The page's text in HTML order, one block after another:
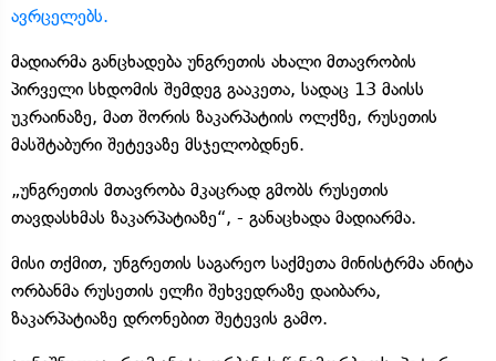
ავრცელებს.
მადიარმა განცხადება უნგრეთის ახალი მთავრობის
პირველი სხდომის შემდეგ გააკეთა, სადაც 13 მაისს
უკრაინაზე, მათ შორის ზაკარპატიის ოლქზე, რუსეთის
მასშტაბური შეტევაზე მსჯელობდნენ.
„უნგრეთის მთავრობა მკაცრად გმობს რუსეთის
თავდასხმას ზაკარპატიაზე“, - განაცხადა მადიარმა.
მისი თქმით, უნგრეთის საგარეო საქმეთა მინისტრმა ანიტა
ორბანმა რუსეთის ელჩი შეხვედრაზე დაიბარა,
ზაკარპატიაზე დრონებით შეტევის გამო.